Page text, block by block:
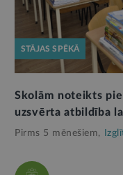
STĀJAS SPĒKĀ
Skolām noteikts
uzsvērta atbildība
Pirms 5 mēnešiem,